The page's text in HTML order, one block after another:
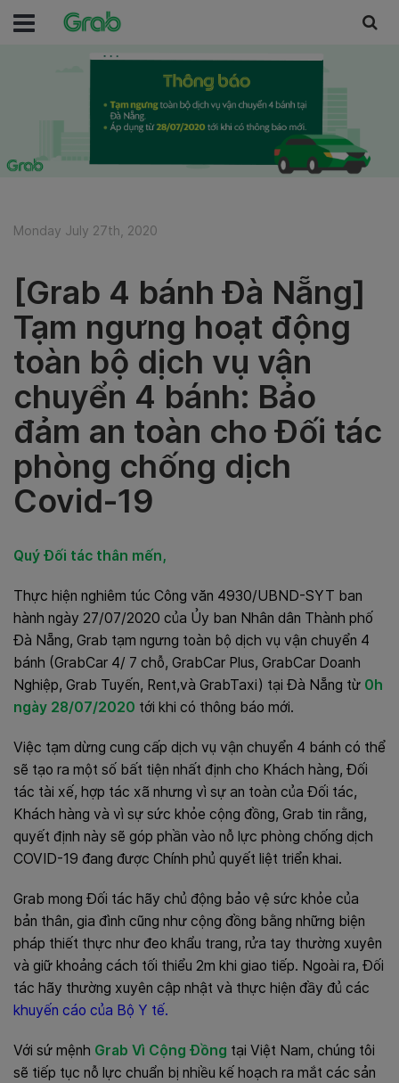
Monday July 27th, 2020
[Grab 4 bánh Đà Nẵng]
Tạm ngưng hoạt động
toàn bộ dịch vụ vận
chuyển 4 bánh: Bảo
đảm an toàn cho Đối tác
phòng chống dịch
Covid-19
Quý Đối tác thân mến,
Thực hiện nghiêm túc Công văn 4930/UBND-SYT ban
hành ngày 27/07/2020 của Ủy ban Nhân dân Thành phố
Đà Nẵng, Grab tạm ngưng toàn bộ dịch vụ vận chuyển 4
bánh (GrabCar 4/ 7 chỗ, GrabCar Plus, GrabCar Doanh
Nghiệp, Grab Tuyến, Rent,và GrabTaxi) tại Đà Nẵng từ 0h
ngày 28/07/2020 tới khi có thông báo mới.
Việc tạm dừng cung cấp dịch vụ vận chuyển 4 bánh có thể
sẽ tạo ra một số bất tiện nhất định cho Khách hàng, Đối
tác tài xế, hợp tác xã nhưng vì sự an toàn của Đối tác,
Khách hàng và vì sự sức khỏe cộng đồng, Grab tin rằng,
quyết định này sẽ góp phần vào nỗ lực phòng chống dịch
COVID-19 đang được Chính phủ quyết liệt triển khai.
Grab mong Đối tác hãy chủ động bảo vệ sức khỏe của
bản thân, gia đình cũng như cộng đồng bằng những biện
pháp thiết thực như đeo khẩu trang, rửa tay thường xuyên
và giữ khoảng cách tối thiểu 2m khi giao tiếp. Ngoài ra, Đối
tác hãy thường xuyên cập nhật và thực hiện đầy đủ các
khuyến cáo của Bộ Y tế.
Với sứ mệnh Grab Vì Cộng Đồng tại Việt Nam, chúng tôi
sẽ tiếp tục nỗ lực chuẩn bị nhiều kế hoạch ra mắt các sản